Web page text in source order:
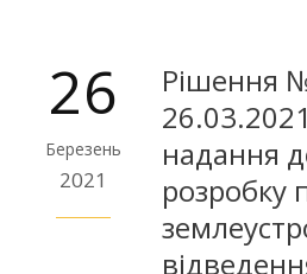
26
Березень
2021
Рішення
надання
розробку